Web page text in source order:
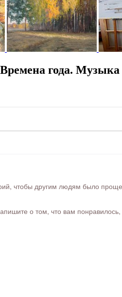
года. Музыка
чтобы другим людям было
о том, что вам